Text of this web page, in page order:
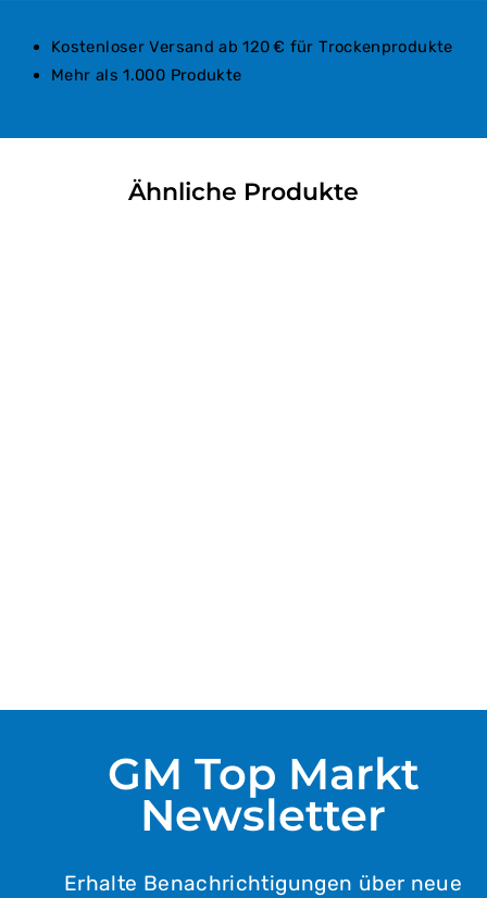
Kostenloser Versand ab 120 € für Trockenprodukte
Mehr als 1.000 Produkte
Ähnliche Produkte
GM Top Markt
Newsletter
Erhalte Benachrichtigungen über neue